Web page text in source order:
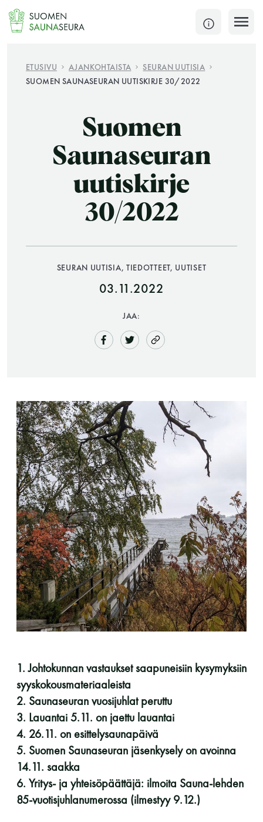
Siirry
sisältöön
SULJE
KATSO TARKEMMAT AUKIOLOAJAT
JÄSENSIVUT
Saunatalo on avoinna
myös helatorstaina
-Naisten päivät ovat maanantai ja
torstai
-Miesten päivät tiistai, keskiviikko,
perjantai ja lauantai
-Kuukauden ensimmäinen lauantai on on
jaettu lauantai
Hinnasto
Jäsen
Vieras jäsenen seurassa
Jäsenen lapsi 7-18 v.
Lapsi alle 7 v.
ilmainen
11 saunomiskerran kortti
ETUSIVU AJANKOHTAISTA
SEURAN UUTISIA
SUOMEN SAUNASEURAN UUTISKIRJE 30/2022
Suomen
Saunaseuran
uutiskirje
30/2022
SEURAN UUTISIA, TIEDOTTEET, UUTISET
03.11.2022
JAA:
1. Johtokunnan vastaukset saapuneisiin kysymyksiin
syyskokousmateriaaleista
2. Saunaseuran vuosijuhlat peruttu
3. Lauantai 5.11. on jaettu lauantai
4. 26.11. on esittelysaunapäivä
5. Suomen Saunaseuran jäsenkysely on avoinna
14.11. saakka
6. Yritys- ja yhteisöpäättäjä: ilmoita Sauna-lehden
85-vuotisjuhlanumerossa (ilmestyy 9.12.)